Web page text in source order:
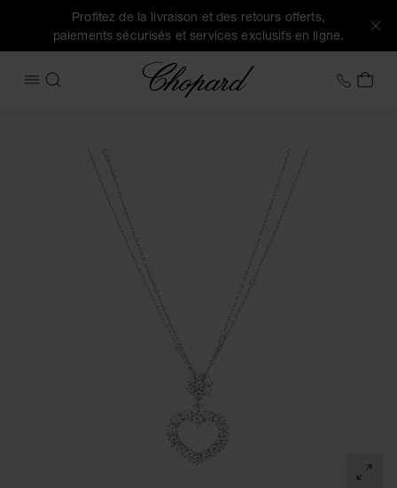
Profitez de la livraison et des retours offerts,
paiements sécurisés et services exclusifs en ligne.
OUVRIR LE MENU
RECHERCHER
Chopard +41